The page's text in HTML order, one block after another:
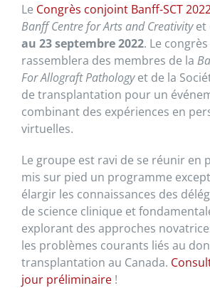
Le Congrès conjoint Banff-SCT
Banff Centre for Arts and Creativityet
au 23 septembre 2022. Le
rassemblera des membres de la
For Allograft Pathologyet de la
de transplantation pour un
combinant des expériences en
virtuelles.
Le groupe est ravi de se réunir en
mis sur pied un programme
élargir les connaissances des
de science clinique et
explorant des approches
les problèmes courants liés au
transplantation au Canada.
jour préliminaire!